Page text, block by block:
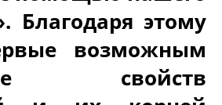
Благодаря этому
возможным
свойств